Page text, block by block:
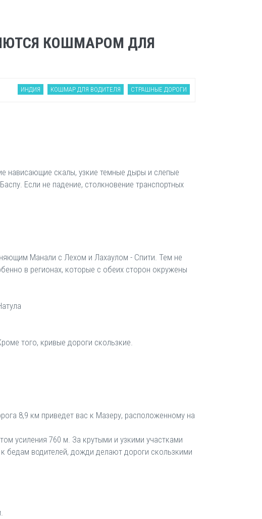
КОШМАРОМ ДЛЯ
ИНДИЯ КОШМАР ДЛЯ ВОДИТЕЛЯ СТРАШНЫЕ ДОРОГИ
нависающие скалы, узкие темные дыры и слепые
Если не падение, столкновение транспортных
Манали с Лехом и Лахаулом - Спити. Тем не
в регионах, которые с обеих сторон окружены
того, кривые дороги скользкие.
8,9 км приведет вас к Мазеру, расположенному на
усиления 760 м. За крутыми и узкими участками
бедам водителей, дожди делают дороги скользкими